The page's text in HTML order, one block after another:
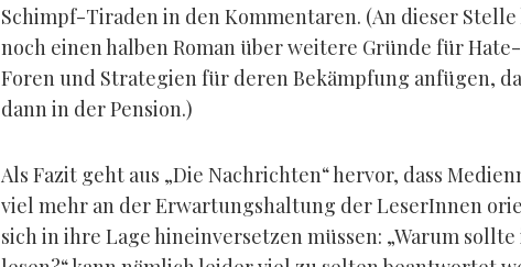
Schimpf-Tiraden in den Kommentaren. (An dieser
noch einen halben Roman über weitere Gründe für
Foren und Strategien für deren Bekämpfung anfügen,
dann in der Pension.)
Als Fazit geht aus „Die Nachrichten“ hervor, dass
viel mehr an der Erwartungshaltung der LeserInnen
sich in ihre Lage hineinversetzen müssen: „Warum